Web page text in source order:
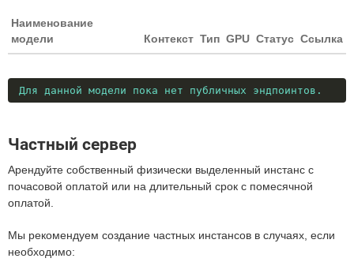
Наименование
модели
Контекст Тип GPU Статус Ссылка
Для данной модели пока нет публичных эндпоинтов.
Частный сервер
Арендуйте собственный физически выделенный инстанс с
почасовой оплатой или на длительный срок с помесячной
оплатой.
Мы рекомендуем создание частных инстансов в случаях, если
необходимо: